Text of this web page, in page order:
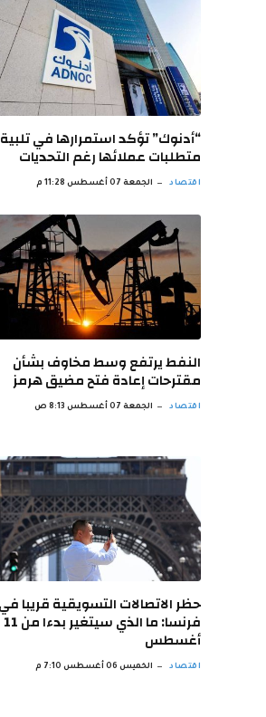
“أدنوك” تؤكد استمرارها في تلبية
متطلبات عملائها رغم التحديات
اقتصاد الجمعة 07 أغسطس 11:28 م
النفط يرتفع وسط مخاوف بشأن
مقترحات إعادة فتح مضيق هرمز
اقتصاد الجمعة 07 أغسطس 8:13 ص
حظر الاتصالات التسويقية قريبا في
فرنسا: ما الذي سيتغير بدءا من 11
أغسطس
اقتصاد الخميس 06 أغسطس 7:10 م